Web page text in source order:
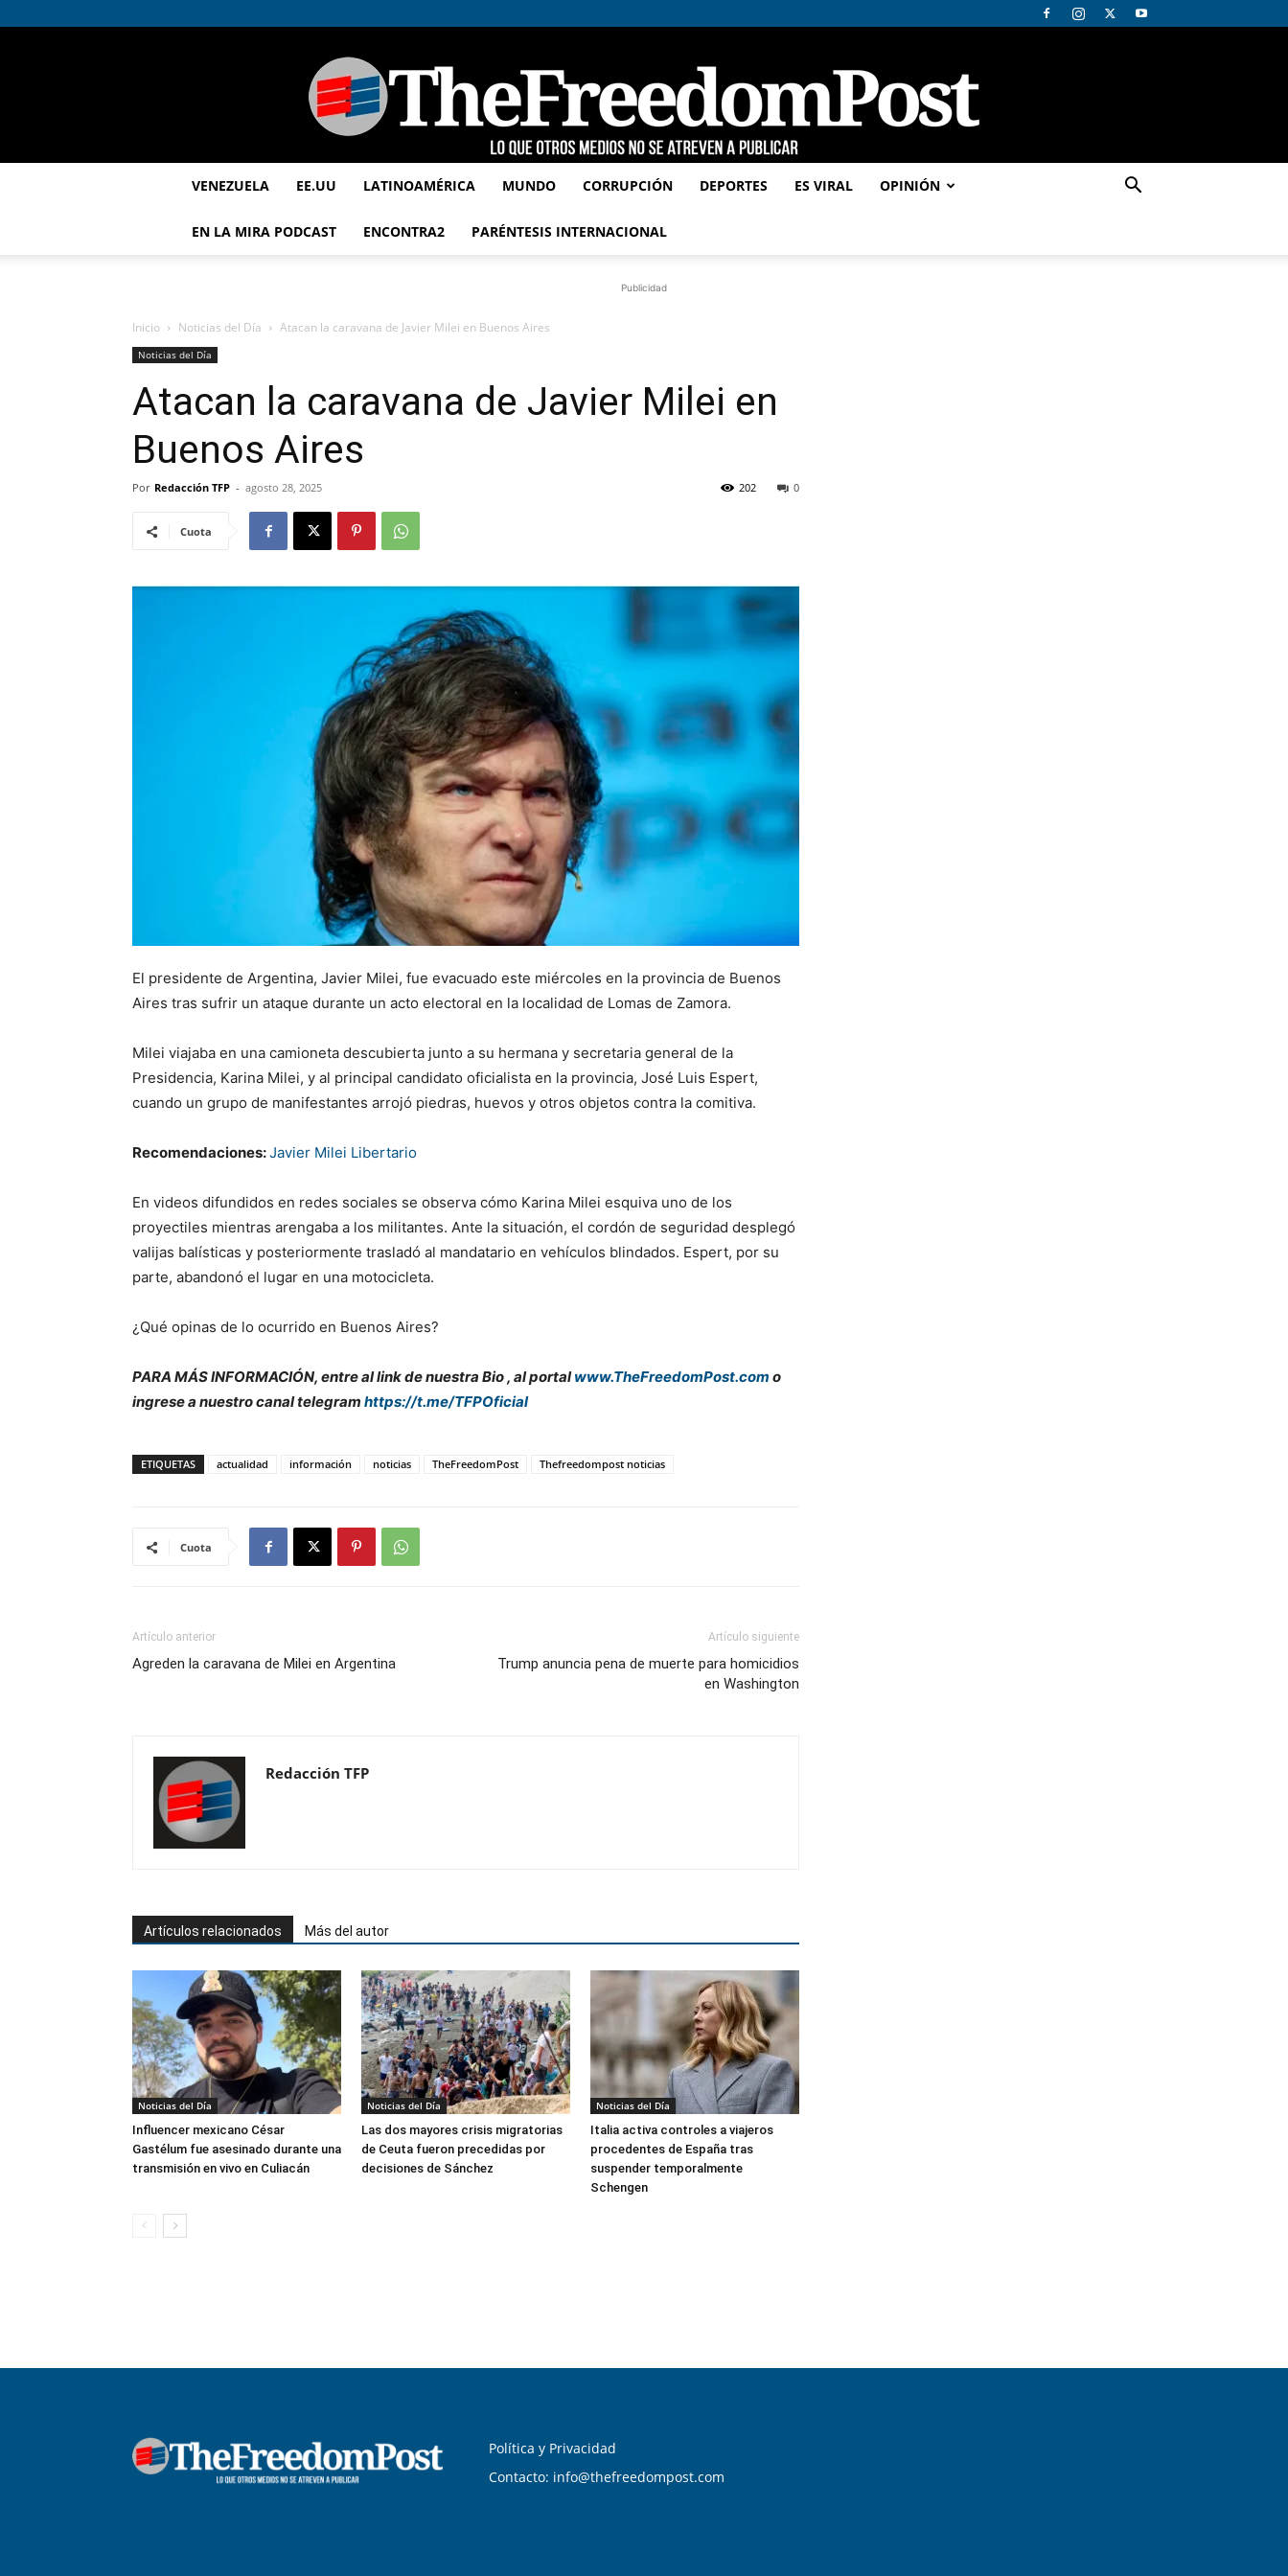
TheFreedomPost
VENEZUELA EE.UU LATINOAMÉRICA MUNDO CORRUPCIÓN DEPORTES ES VIRAL OPINIÓN
EN LA MIRA PODCAST ENCONTRA2 PARÉNTESIS INTERNACIONAL
Publicidad
Inicio Noticias del Día Atacan la caravana de Javier Milei en Buenos Aires
Noticias del Día
Atacan la caravana de Javier Milei en
Buenos Aires
Por Redacción TFP - agosto 28, 2025 0
202
Cuota
El presidente de Argentina, Javier Milei, fue evacuado este miércoles en la provincia de Buenos
Aires tras sufrir un ataque durante un acto electoral en la localidad de Lomas de Zamora.
Milei viajaba en una camioneta descubierta junto a su hermana y secretaria general de la
Presidencia, Karina Milei, y al principal candidato oficialista en la provincia, José Luis Espert,
cuando un grupo de manifestantes arrojó piedras, huevos y otros objetos contra la comitiva.
Recomendaciones:Javier Milei Libertario
En videos difundidos en redes sociales se observa cómo Karina Milei esquiva uno de los
proyectiles mientras arengaba a los militantes. Ante la situación, el cordón de seguridad desplegó
valijas balísticas y posteriormente trasladó al mandatario en vehículos blindados. Espert, por su
parte, abandonó el lugar en una motocicleta.
¿Qué opinas de lo ocurrido en Buenos Aires?
PARA MÁS INFORMACIÓN, entre al link de nuestra Bio , al portalwww.TheFreedomPost.com o
ingrese a nuestro canal telegram https://t.me/TFPOficial
ETIQUETAS actualidad información noticias TheFreedomPost Thefreedompost noticias
Cuota
Artículo anterior
Agreden la caravana de Milei en Argentina
Artículo siguiente
Trump anuncia pena de muerte para homicidios
en Washington
Redacción TFP
Artículos relacionados Más del autor
Noticias del Día
Influencer mexicano César
Gastélum fue asesinado durante una
transmisión en vivo en Culiacán
Noticias del Día
Las dos mayores crisis migratorias
de Ceuta fueron precedidas por
decisiones de Sánchez
Noticias del Día
Italia activa controles a viajeros
procedentes de España tras
suspender temporalmente
Schengen
Política y Privacidad
Contacto: info@thefreedompost.com